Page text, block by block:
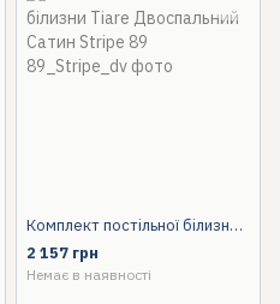
Комплект постільної білизни Tiare Двоспальний Сатин Stripe 89
2 157 грн
Немає в наявності